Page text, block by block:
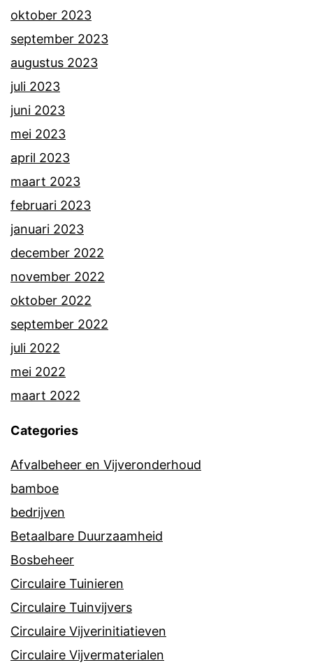
oktober 2023
september 2023
augustus 2023
juli 2023
juni 2023
mei 2023
april 2023
maart 2023
februari 2023
januari 2023
december 2022
november 2022
oktober 2022
september 2022
juli 2022
mei 2022
maart 2022
Categories
Afvalbeheer en Vijveronderhoud
bamboe
bedrijven
Betaalbare Duurzaamheid
Bosbeheer
Circulaire Tuinieren
Circulaire Tuinvijvers
Circulaire Vijverinitiatieven
Circulaire Vijvermaterialen